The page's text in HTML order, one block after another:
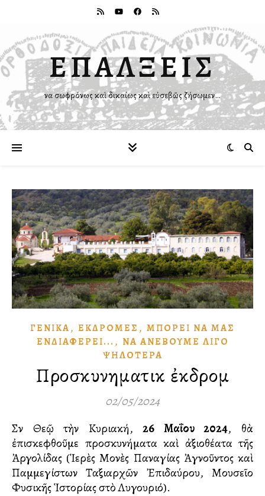
ΕΠΑΛΞΕΙΣ
Ἵνα σωφρόνως καὶ δικαίως καὶ εὐσεβῶς ζήσωμεν…
ΓΕΝΙΚΆ, ἘΚΔΡΟΜΈΣ , ΜΠΟΡΕΙ͂ ΝᾺ ΜΑ͂Σ
ἘΝΔΙΑΦΈΡΕΙ... , ΝᾺ ἈΝΕΒΟΥ͂ΜΕ ΛΊΓΟ
ΨΗΛΌΤΕΡΑ
Προσκυνηματικὴ ἐκδρομὴ
02/05/2024
Σὺν Θεῷ τὴν Κυριακή,26 Μαΐου 2024, θὰ
ἐπισκεφθοῦμε προσκυνήματα καὶ ἀξιοθέατα τῆς
Ἀργολίδας (Ἱερὲς Μονὲς Παναγίας Ἀγνοῦντος καὶ
Παμμεγίστων Ταξιαρχῶν Ἐπιδαύρου, Μουσεῖο
Φυσικῆς Ἱστορίας στὸ Λυγουριό).